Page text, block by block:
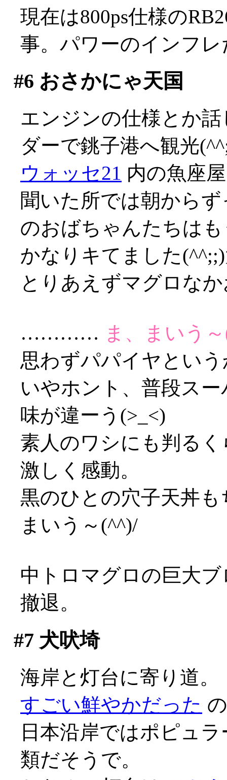
現在は800ps仕様の
事。パワーのインフレ
#6 おさかにゃ天国
エンジンの仕様とか
ダーで銚子港へ観光
ウォッセ21 内の魚座
聞いた所では朝から
のおばちゃんたちは
かなりキてました
とりあえずマグロな
………… ま、まいう
思わずパパイヤとい
いやホント、普段ス
味が違ーう(>_<)
素人のワシにも判る
激しく感動。
黒のひとの穴子天丼
まいう～(^^)/
中トロマグロの巨大
撤退。
#7 犬吠埼
海岸と灯台に寄り道。
すごい鮮やかだった
日本沿岸ではポピュ
類だそうで。